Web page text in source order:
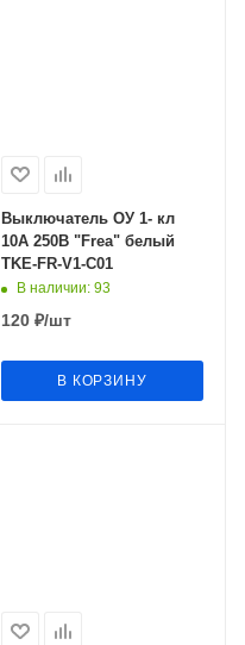
Выключатель ОУ 1- кл
10А 250В "Frea" белый
TKE-FR-V1-C01
В наличии: 93
120₽/шт
В КОРЗИНУ